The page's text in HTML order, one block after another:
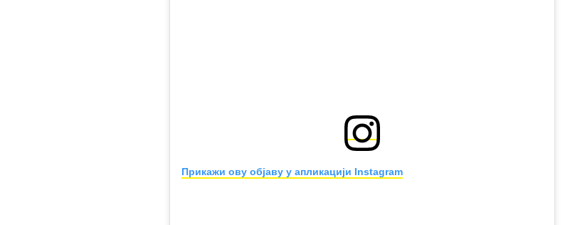
Прикажи ову објаву у апликацији Instagram